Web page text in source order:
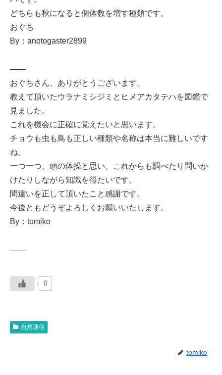
どちらも秋になると個体数を増す種類です。
おぐち
By：anotogaster2899
——
おぐちさん、ありがとうございます。
教えて頂いたウラナミシジミとヒメアカタテハを図鑑で
見ました。
これを機会に正確に覚えたいと思います。
チョウも虫も鳥も正しい種類や名称は本当に難しいです
ね。
一つ一つ、頭の体操と思い、これからも調べたり問いか
けたりしながら知識を得たいです。
間違いを正して頂いたこと感謝です。
今後ともどうぞよろしくお願いいたします。
By：tomiko
——
0
自然通信
tomiko